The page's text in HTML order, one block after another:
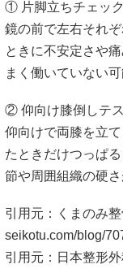
① 片脚立ちチェック
鏡の前で左右それ
ときに不安定さや
まく働いていない
② 仰向け膝倒しテ
仰向けで両膝を立
たときだけつっぱ
節や周囲組織の硬
引用元：くまのみ
seikotu.com/blog/
引用元：日本整形